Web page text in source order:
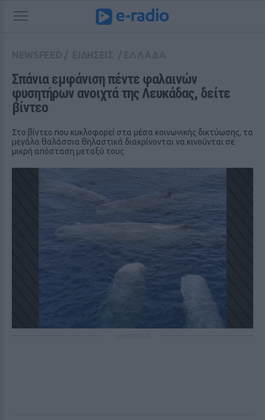
Σπάνια εμφάνιση πέντε φαλαινών
φυσητήρων ανοιχτά της Λευκάδας, δείτε
βίντεο
Στο βίντεο που κυκλοφορεί στα μέσα κοινωνικής δικτύωσης, τα
μεγάλα θαλάσσια θηλαστικά διακρίνονται να κινούνται σε
μικρή απόσταση μεταξύ τους